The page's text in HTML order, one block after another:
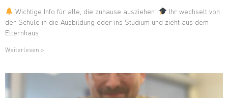
Wichtige Info für alle, die zuhause ausziehen!
Ihr wechselt von
der Schule in die Ausbildung oder ins Studium und zieht aus dem
Elternhaus
Weiterlesen »